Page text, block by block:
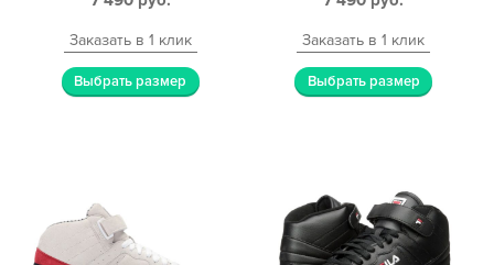
Заказать в 1 клик
Выбрать размер
Заказать в 1 клик
Выбрать размер